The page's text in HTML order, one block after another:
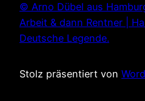
© Arno Dübel aus
Arbeit & dann Rentner |
Deutsche Legende.
Stolz präsentiert von